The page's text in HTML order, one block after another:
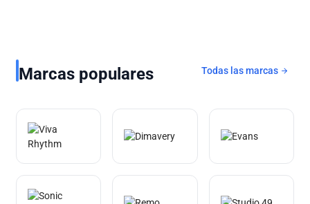
Marcas populares Todas las marcas